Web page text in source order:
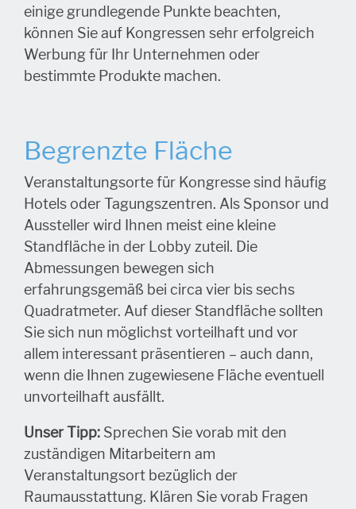
einige grundlegende Punkte beachten,
können Sie auf Kongressen sehr erfolgreich
Werbung für Ihr Unternehmen oder
bestimmte Produkte machen.
Begrenzte Fläche
Veranstaltungsorte für Kongresse sind häufig
Hotels oder Tagungszentren. Als Sponsor und
Aussteller wird Ihnen meist eine kleine
Standfläche in der Lobby zuteil. Die
Abmessungen bewegen sich
erfahrungsgemäß bei circa vier bis sechs
Quadratmeter. Auf dieser Standfläche sollten
Sie sich nun möglichst vorteilhaft und vor
allem interessant präsentieren – auch dann,
wenn die Ihnen zugewiesene Fläche eventuell
unvorteilhaft ausfällt.
Unser Tipp: Sprechen Sie vorab mit den
zuständigen Mitarbeitern am
Veranstaltungsort bezüglich der
Raumausstattung. Klären Sie vorab Fragen